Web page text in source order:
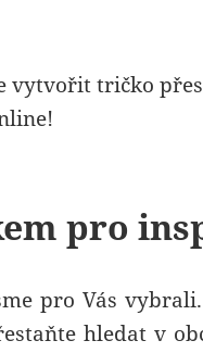
vytvořit tričko
pro
pro Vás
hledat v